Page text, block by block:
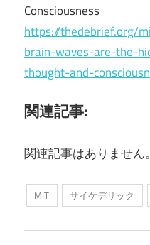
Consciousness
https://thedebrief.org/
brain-waves-are-the-
thought-and-
関連記事:
関連記事はありません。
MIT サイケデリック